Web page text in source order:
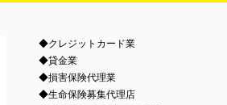
◆クレジットカード業
◆貸金業
◆損害保険代理業
◆生命保険募集代理店